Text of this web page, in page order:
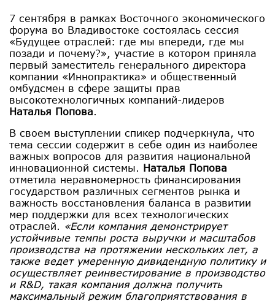
7 сентября в рамках Восточного экономического
форума во Владивостоке состоялась сессия
«Будущее отраслей: где мы впереди, где мы
позади и почему?», участие в котором приняла
первый заместитель генерального директора
компании «Иннопрактика» и общественный
омбудсмен в сфере защиты прав
высокотехнологичных компаний-лидеров
Наталья Попова.
В своем выступлении спикер подчеркнула, что
тема сессии содержит в себе один из наиболее
важных вопросов для развития национальной
инновационной системы. Наталья Попова
отметила неравномерность финансирования
государством различных сегментов рынка и
важность восстановления баланса в развитии
мер поддержки для всех технологических
отраслей. «Если компания демонстрирует
устойчивые темпы роста выручки и масштабов
производства на протяжении нескольких лет, а
также ведет умеренную дивидендную политику и
осуществляет реинвестирование в производство
и R&D, такая компания должна получить
максимальный режим благоприятствования в